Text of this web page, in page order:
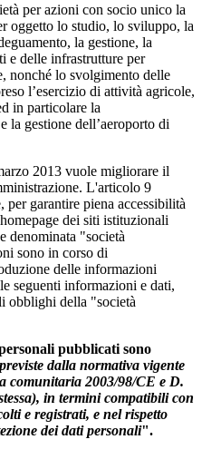
per azioni con socio unico la
oggetto lo studio, lo sviluppo, la
la gestione, la
e delle infrastrutture per
nonché lo svolgimento delle
l’esercizio di attività agricole,
in particolare la
la gestione dell’aeroporto di
2013 vuole migliorare il
L'articolo 9
per garantire piena accessibilità
dei siti istituzionali
denominata "società
sono in corso di
delle informazioni
seguenti informazioni e dati,
obblighi della "società
pubblicati sono
dalla normativa vigente
comunitaria 2003/98/CE e D.
in termini compatibili con
e registrati, e nel rispetto
dei dati personali".